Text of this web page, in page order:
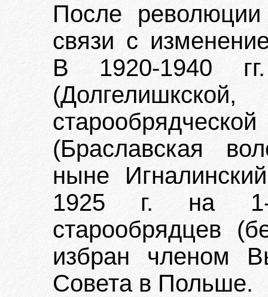
После
связи с
В 1920-1940 гг.
(Браславская
ныне
1925 г. на 1-
старообрядцев
избран членом
Совета в Польше.